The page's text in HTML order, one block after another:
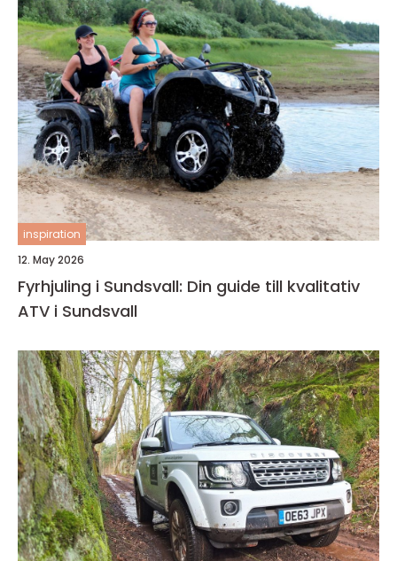
inspiration
12. May 2026
Fyrhjuling i Sundsvall: Din guide till kvalitativ
ATV i Sundsvall